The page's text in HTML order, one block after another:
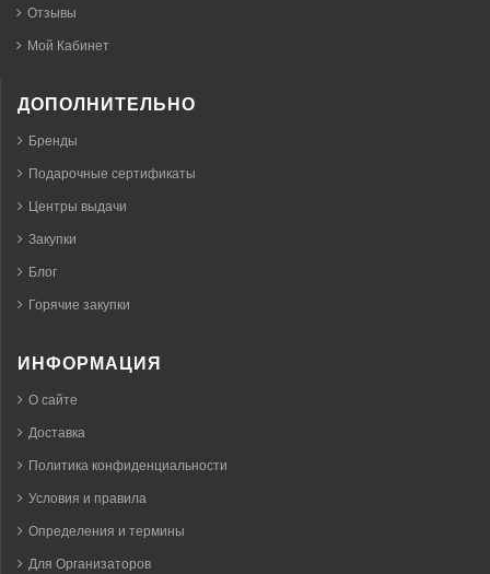
Отзывы
Мой Кабинет
ДОПОЛНИТЕЛЬНО
Бренды
Подарочные сертификаты
Центры выдачи
Закупки
Блог
Горячие закупки
ИНФОРМАЦИЯ
О сайте
Доставка
Политика конфиденциальности
Условия и правила
Определения и термины
Для Организаторов